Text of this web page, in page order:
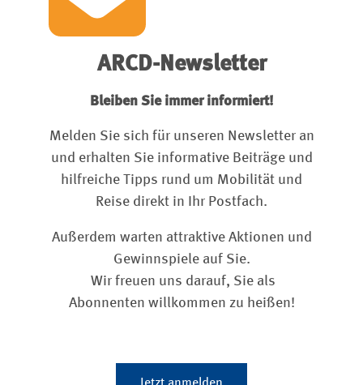
ARCD-Newsletter
Bleiben Sie immer informiert!
Melden Sie sich für unseren Newsletter an
und erhalten Sie informative Beiträge und
hilfreiche Tipps rund um Mobilität und
Reise direkt in Ihr Postfach.
Außerdem warten attraktive Aktionen und
Gewinnspiele auf Sie.
Wir freuen uns darauf, Sie als
Abonnenten willkommen zu heißen!